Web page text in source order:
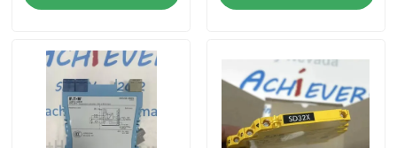
Sobre nós
Visita à fábrica